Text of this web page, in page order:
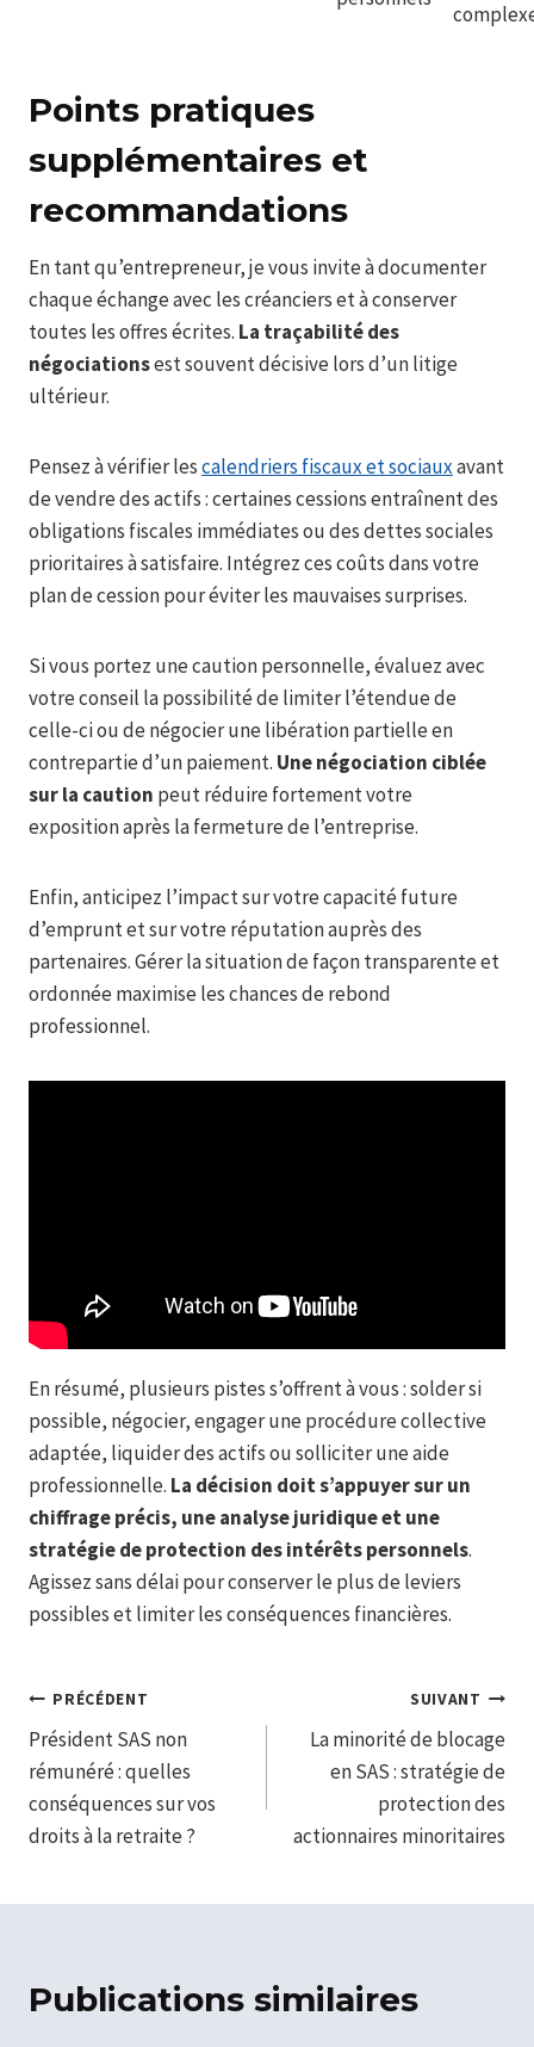
Points pratiques
supplémentaires et
recommandations
En tant qu’entrepreneur, je vous invite à documenter
chaque échange avec les créanciers et à conserver
toutes les offres écrites. La traçabilité des
négociationsest souvent décisive lors d’un litige
ultérieur.
Pensez à vérifier lescalendriers fiscaux et sociauxavant
de vendre des actifs : certaines cessions entraînent des
obligations fiscales immédiates ou des dettes sociales
prioritaires à satisfaire. Intégrez ces coûts dans votre
plan de cession pour éviter les mauvaises surprises.
Si vous portez une caution personnelle, évaluez avec
votre conseil la possibilité de limiter l’étendue de
celle-ci ou de négocier une libération partielle en
contrepartie d’un paiement. Une négociation ciblée
sur la caution peut réduire fortement votre
exposition après la fermeture de l’entreprise.
Enfin, anticipez l’impact sur votre capacité future
d’emprunt et sur votre réputation auprès des
partenaires. Gérer la situation de façon transparente et
ordonnée maximise les chances de rebond
professionnel.
En résumé, plusieurs pistes s’offrent à vous : solder si
possible, négocier, engager une procédure collective
adaptée, liquider des actifs ou solliciter une aide
professionnelle. La décision doit s’appuyer sur un
chiffrage précis, une analyse juridique et une
stratégie de protection des intérêts personnels.
Agissez sans délai pour conserver le plus de leviers
possibles et limiter les conséquences financières.
Navigation
de
l’article
PRÉCÉDENT
Président SAS non
rémunéré : quelles
conséquences sur vos
droits à la retraite ?
SUIVANT
La minorité de blocage
en SAS : stratégie de
protection des
actionnaires minoritaires
Publications similaires